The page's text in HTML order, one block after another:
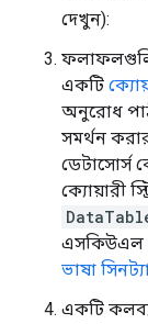
দেখুন):
ফলাফলগুলি
একটি
অনুরোধ
সমর্থন
ডেটাসোর্স
ক্যোয়ারী
এসকিউএল
ভাষা
একটি